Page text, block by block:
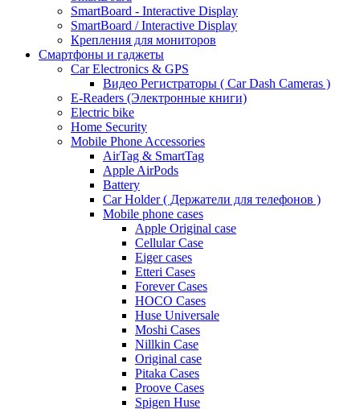
SmartBoard - Interactive Display
SmartBoard / Interactive Display
Крепления для мониторов
Смартфоны и гаджеты
Car Electronics & GPS
Видео Регистраторы ( Car Dash Cameras )
E-Readers (Электронные книги)
Electric bike
Home Security
Mobile Phone Accessories
AirTag & SmartTag
Apple AirPods
Battery
Car Holder ( Держатели для телефонов )
Mobile phone cases
Apple Original case
Cellular Case
Eiger cases
Etteri Cases
Forever Cases
HOCO Cases
Huse Universale
Moshi Cases
Nillkin Case
Original case
Pitaka Cases
Proove Cases
Spigen Huse